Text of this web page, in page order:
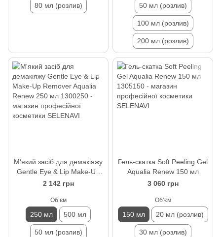
80 мл (розлив) 50 мл (розлив)
100 мл (розлив)
200 мл (розлив)
М'який засіб для демакіяжу
Gentle Eye & Lip Make-Up
Remover Aqualia Renew 250
2 142 грн
Обʼєм
250 мл 500 мл
50 мл (розлив)
Гель-скатка Soft Peeling Gel
Aqualia Renew 150 мл
3 060 грн
Обʼєм
150 мл 20 мл (розлив)
30 мл (розлив)